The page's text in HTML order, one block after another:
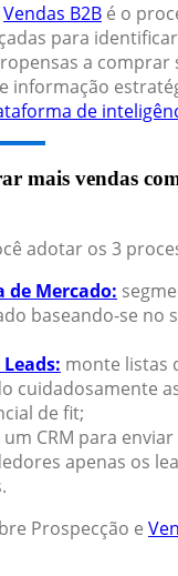
Vendas B2B é o
para
a
informação
de
mais vendas
adotar os 3
de Mercado:
baseando-se no
monte listas
cuidadosamente
de fit;
CRM para
apenas os
Prospecção e